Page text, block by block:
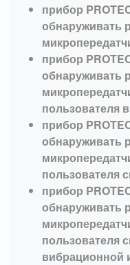
прибор
обнаруживать
прибор
обнаруживать
пользователя
прибор
обнаруживать
пользователя
прибор
обнаруживать
пользователя
вибрационной